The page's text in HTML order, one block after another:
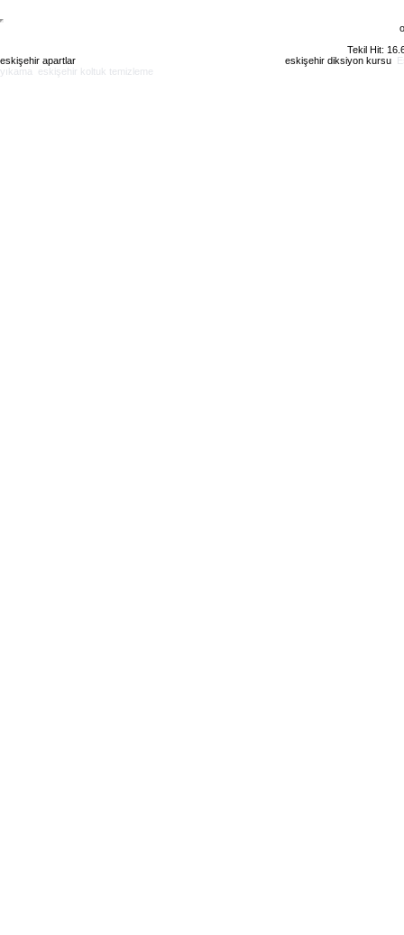
Tekil Hit:
eskişehir apartlar
eskişehir diksiyon kursu
yıkama
eskişehir koltuk temizleme